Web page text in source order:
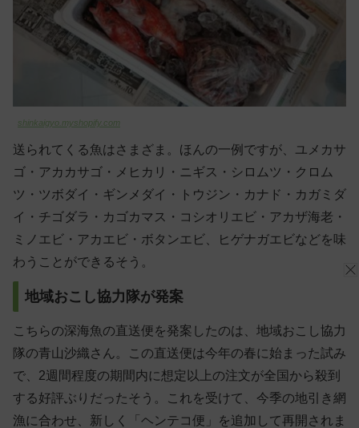
shinkaigyo.myshopify.com
送られてくる魚はさまざま。ほんの一例ですが、ユメカサ
ゴ・アカカサゴ・メヒカリ・ニギス・シロムツ・クロム
ツ・ツボダイ・ギンメダイ・トウジン・カナド・カガミダ
イ・チゴダラ・カゴカマス・コシオリエビ・アカザ海老・
ミノエビ・アカエビ・ボタンエビ、ヒゲナガエビなどを味
わうことができるそう。
地域おこし協力隊が発案
こちらの深海魚の直送便を発案したのは、地域おこし協力
隊の青山沙織さん。この直送便は今年の春に始まった試み
で、2週間程度の期間内に想定以上の注文が全国から殺到
する好評ぶりだったそう。これを受けて、今季の地引き網
漁に合わせ、新しく「ヘンテコ便」を追加して再開されま